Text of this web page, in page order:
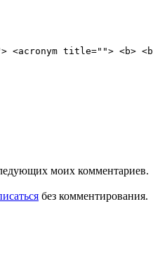
title=""> <b>
моих комментариев.
без комментирования.